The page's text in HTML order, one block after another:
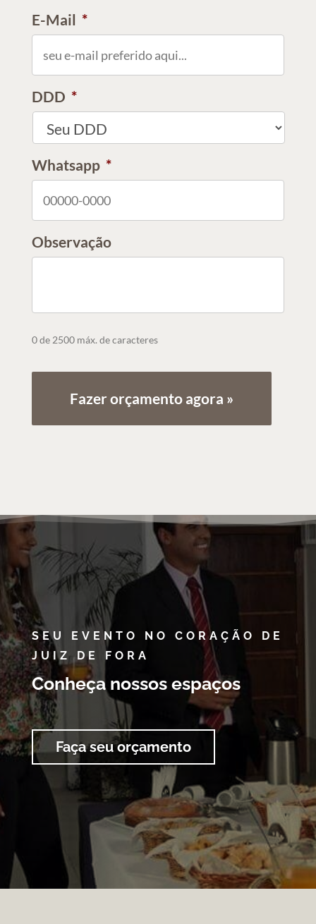
E-Mail *
DDD *
Whatsapp *
Observação
0 de 2500 máx. de caracteres
SEU EVENTO NO CORAÇÃO DE
JUIZ DE FORA
Conheça nossos espaços
Faça seu orçamento